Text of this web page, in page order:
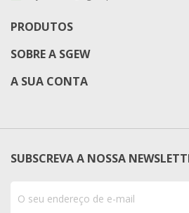
PRODUTOS
SOBRE A SGEW
A SUA CONTA
SUBSCREVA A NOSSA